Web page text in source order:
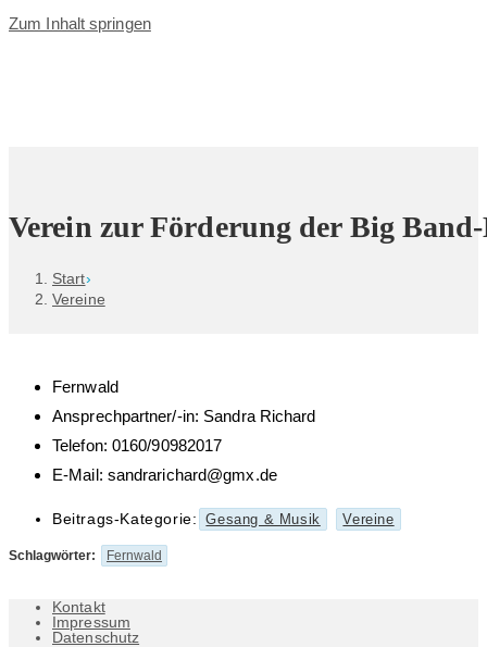
Zum Inhalt springen
Verein zur Förderung der Big
Start›
Vereine
Fernwald
Ansprechpartner/-in: Sandra Richard
Telefon: 0160/90982017
E-Mail: sandrarichard@gmx.de
Beitrags-Kategorie: Gesang & Musik Vereine
Schlagwörter: Fernwald
Kontakt
Impressum
Datenschutz